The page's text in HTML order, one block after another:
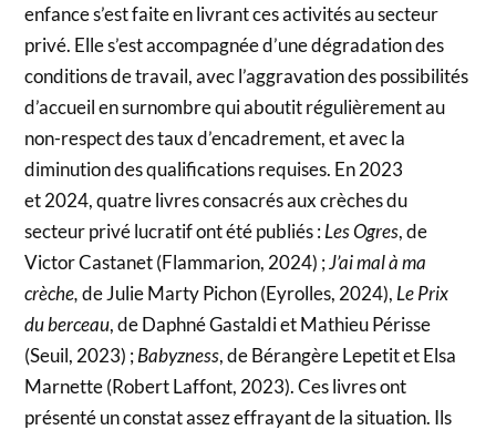
enfance s’est faite en livrant ces activités au secteur
privé. Elle s’est accompagnée d’une dégradation des
conditions de travail, avec l’aggravation des possibilités
d’accueil en surnombre qui aboutit régulièrement au
non-respect des taux d’encadrement, et avec la
diminution des qualifications requises. En 2023
et 2024, quatre livres consacrés aux crèches du
secteur privé lucratif ont été publiés :Les Ogres, de
Victor Castanet (Flammarion, 2024) ;J’ai mal à ma
crèche,de Julie Marty Pichon (Eyrolles, 2024), Le Prix
du berceau, de Daphné Gastaldi et Mathieu Périsse
(Seuil, 2023) ;Babyzness, de Bérangère Lepetit et Elsa
Marnette (Robert Laffont, 2023). Ces livres ont
présenté un constat assez effrayant de la situation. Ils